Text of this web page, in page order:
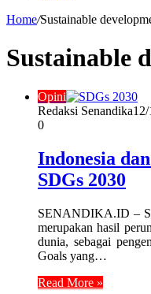
Home/Sustainable
Sustainable
Opini
Redaksi Senandika
0
Indonesia
SDGs 2030
SENANDIKA.ID –
merupakan hasil
dunia, sebagai
Goals yang…
Read More »